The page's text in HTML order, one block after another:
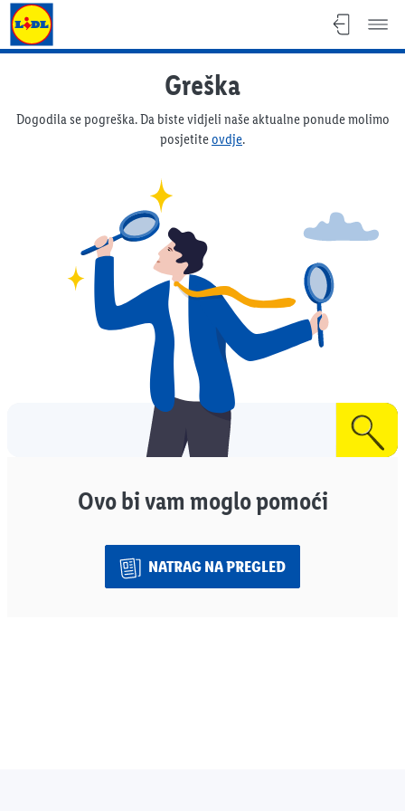
Lidl katalog
Greška
Dogodila se pogreška. Da biste vidjeli naše aktualne ponude molimo
posjetiteovdje.
Ovo bi vam moglo pomoći
NATRAG NA PREGLED